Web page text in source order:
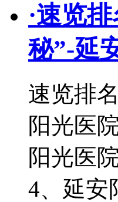
·速览
秘”-延
速览排
阳光医
阳光医
4、延